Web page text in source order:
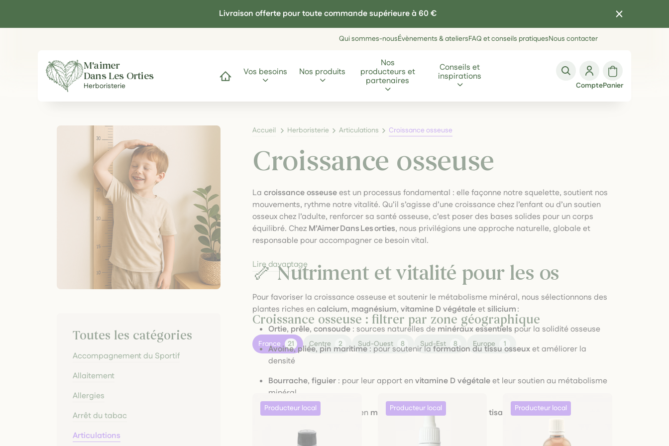
Livraison offerte pour toute commande supérieure à 60 €
Qui sommes-nousÉvènements & ateliersFAQ et conseils pratiquesNous contacter
M'aimer
Dans Les Orties
Herboristerie
Accueil
Vos besoins Nos produits
Nos
producteurs et
partenaires
Conseils et
inspirations
ComptePanier
Accueil Herboristerie Articulations Croissance osseuse
Croissance osseuse
Lacroissance osseuseest un processus fondamental : elle façonne notre squelette, soutient nos
mouvements, rythme notre vitalité. Qu’il s’agisse d’une croissance chez l’enfant ou d’un soutien
osseux chez l’adulte, renforcer sa santé osseuse, c’est poser des bases solides pour un corps
équilibré. Chez M’Aimer Dans Les orties, nous privilégions une approche naturelle, globale et
responsable pour accompagner ce besoin vital.
🦴 Nutriment et vitalité pour les os
Pour favoriser la croissance osseuse et soutenir le métabolisme minéral, nous sélectionnons des
plantes riches encalcium, magnésium,vitamine D végétaleetsilicium:
Ortie, prêle,consoude : sources naturelles de minéraux essentiels pour la solidité osseuse
Avoine,pliée,pin maritime: pour soutenir laformation du tissu osseuxet améliorer la
densité
Bourrache,figuier : pour leur apport envitamine D végétaleet leur soutien au métabolisme
minéral
Ces plantes sont disponibles en macérâts,infusions, outisane minérale, selon vos
Lire davantage
Croissance osseuse : filtrer par zone géographique
France 21 Centre 2 Sud-Ouest 8 Sud-Est 8 Europe 1
Toutes les catégories
Accompagnement du Sportif
Allaitement
Allergies
Arrêt du tabac
Articulations